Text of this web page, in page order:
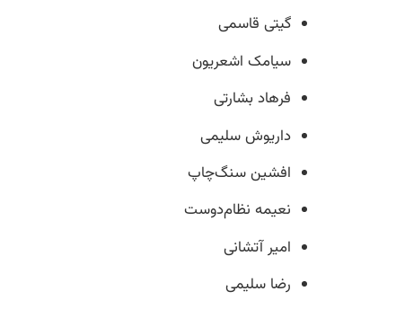
گیتی قاسمی
سیامک اشعریون
فرهاد بشارتی
داریوش سلیمی
افشین سنگ‌چاپ
نعیمه نظام‌دوست
امیر آتشانی
رضا سلیمی